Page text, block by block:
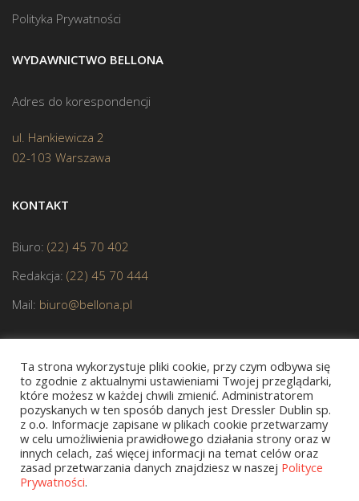
Polityka Prywatności
WYDAWNICTWO BELLONA
Adres do korespondencji
ul. Hankiewicza 2
02-103 Warszawa
KONTAKT
Biuro: (22) 45 70 402
Redakcja: (22) 45 70 444
Mail: biuro@bellona.pl
JESTEŚMY CZŁONKIEM POLSKIEJ IZBY KSIĄŻKI
Ta strona wykorzystuje pliki cookie, przy czym odbywa się
to zgodnie z aktualnymi ustawieniami Twojej przeglądarki,
które możesz w każdej chwili zmienić. Administratorem
pozyskanych w ten sposób danych jest Dressler Dublin sp.
z o.o. Informacje zapisane w plikach cookie przetwarzamy
w celu umożliwienia prawidłowego działania strony oraz w
innych celach, zaś więcej informacji na temat celów oraz
zasad przetwarzania danych znajdziesz w naszej Polityce
Prywatności.